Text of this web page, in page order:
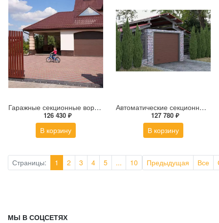
Гаражные секционные ворота ALUTECH Trend 2750×2500 мм
126 430 ₽
В корзину
Автоматические секционные ворота под навес ALUTECH Trend 2500×2250 мм
127 780 ₽
В корзину
Страницы: 1 2 3 4 5 ... 10 Предыдущая Все
МЫ В СОЦСЕТЯХ